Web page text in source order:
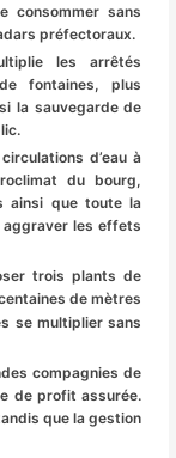
consommer sans
préfectoraux.
les arrêtés
fontaines, plus
la sauvegarde de
d’eau à
du bourg,
ainsi que toute la
aggraver les effets
trois plants de
de mètres
se multiplier sans
compagnies de
de profit assurée.
que la gestion